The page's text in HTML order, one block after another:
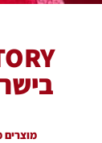
מוצרים